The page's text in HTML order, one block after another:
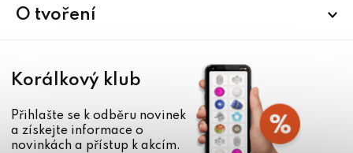
O tvoření
Korálkový klub
Přihlašte se k odběru novinek
a získejte informace o
novinkách a přístup k akcím.